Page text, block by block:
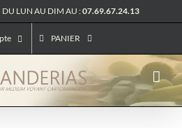
LUN AU DIM AU :07.69.67.24.13
PANIER